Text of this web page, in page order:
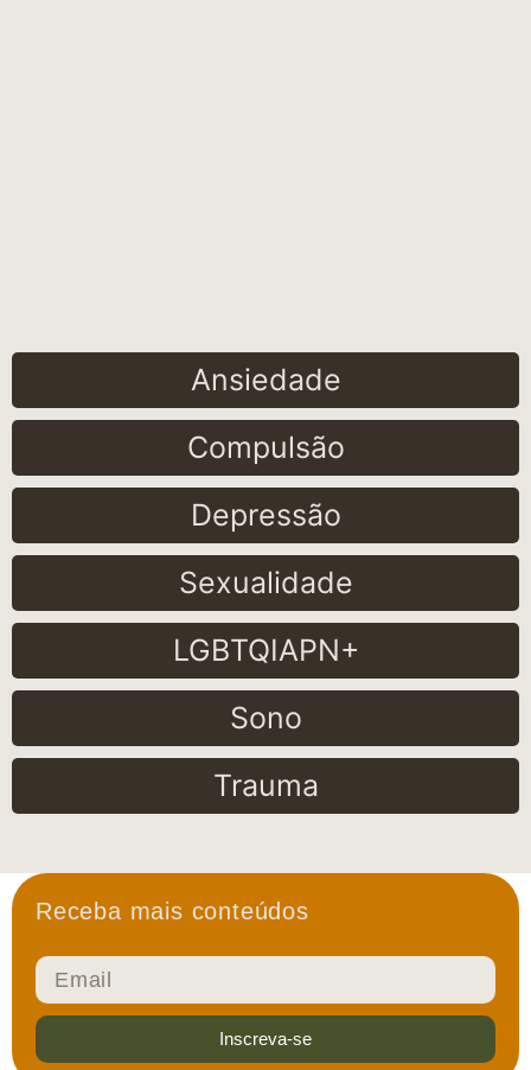
Ansiedade
Compulsão
Depressão
Sexualidade
LGBTQIAPN+
Sono
Trauma
Receba mais conteúdos
Inscreva-se